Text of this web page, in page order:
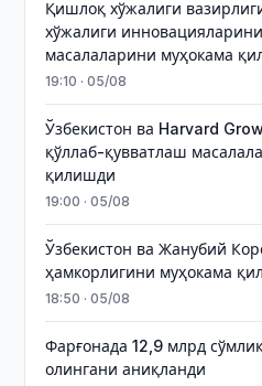
Қишлоқ хўжалиги
хўжалиги
масалаларини муҳокама
19:10 · 05/08
Ўзбекистон ва Harvard
қўллаб-қувватлаш
қилишди
19:00 · 05/08
Ўзбекистон ва Жанубий
ҳамкорлигини муҳокама
18:50 · 05/08
Фарғонада 12,9 млрд
олингани аниқланди